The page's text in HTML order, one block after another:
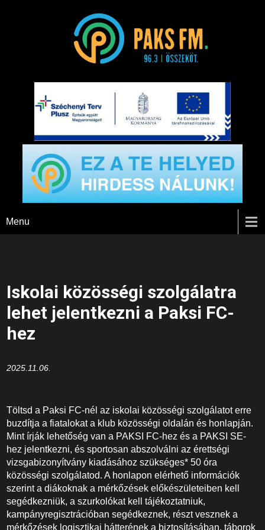
Paks FM
Menu
Iskolai közösségi szolgálatra
lehet jelentkezni a Paksi FC-
hez
2025.11.06.
Töltsd a Paksi FC-nél az iskolai közösségi szolgálatot erre
buzdítja a fiatalokat a klub közösségi oldalán és honlapján.
Mint írják lehetőség van a PAKSI FC-hez és a PAKSI SE-
hez jelentkezni, és sportosan abszolválni az érettségi
vizsgabizonyítvány kiadásához szükséges* 50 óra
közösségi szolgálatod. A honlapon elérhető információk
szerint a diákoknak a mérkőzések előkészületeiben kell
segédkezniük, a szurkolókat kell tájékoztatniuk,
kampányregisztrációban segédkeznek, részt vesznek a
mérkőzések logisztikai hátterének a biztosításában, táborok